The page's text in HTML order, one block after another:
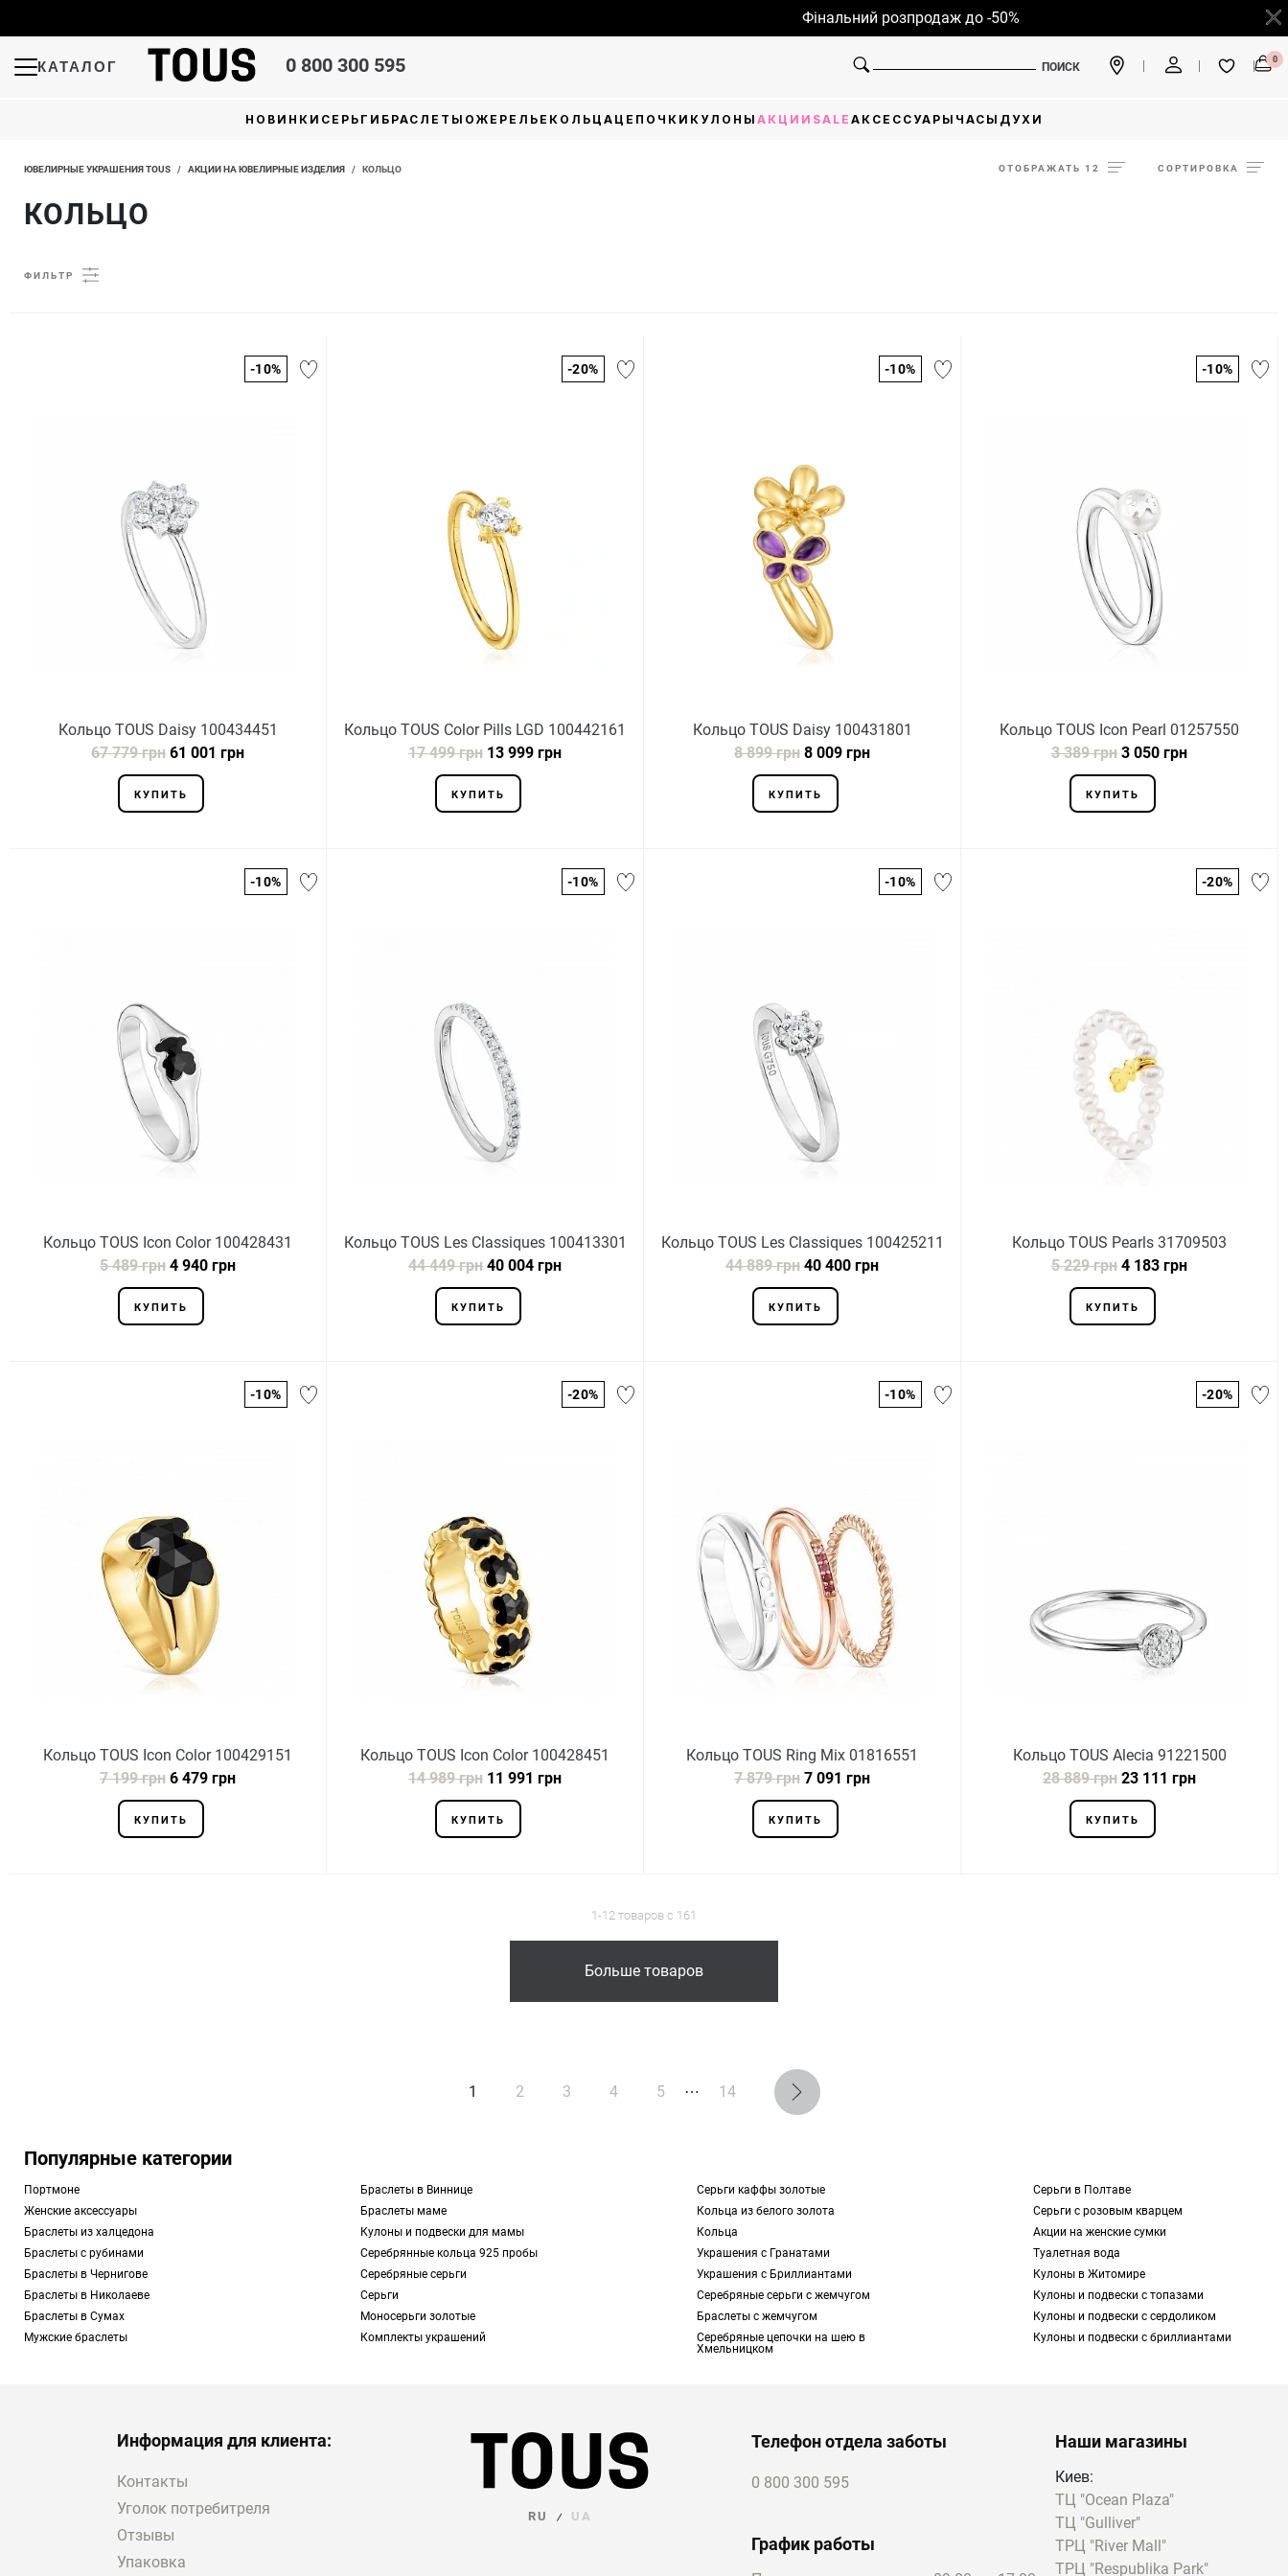
Фінальний розпродаж до -50%
КАТАЛОГ 0 800 300 595 ПОИСК
0
НОВИНКИ СЕРЬГИ БРАСЛЕТЫ ОЖЕРЕЛЬЕ КОЛЬЦА ЦЕПОЧКИ КУЛОНЫ АКЦИИ SALE АКСЕССУАРЫ ЧАСЫ ДУХИ
ЮВЕЛИРНЫЕ УКРАШЕНИЯ TOUS / АКЦИИ НА ЮВЕЛИРНЫЕ ИЗДЕЛИЯ / КОЛЬЦО
КОЛЬЦО
ОТОБРАЖАТЬ 12 СОРТИРОВКА
ФИЛЬТР
-10%
Кольцо TOUS Daisy 100434451
67 779 грн 61 001 грн
КУПИТЬ
-20%
Кольцо TOUS Color Pills LGD 100442161
17 499 грн 13 999 грн
КУПИТЬ
-10%
Кольцо TOUS Daisy 100431801
8 899 грн 8 009 грн
КУПИТЬ
-10%
Кольцо TOUS Icon Pearl 01257550
3 389 грн 3 050 грн
КУПИТЬ
-10%
Кольцо TOUS Icon Color 100428431
5 489 грн 4 940 грн
КУПИТЬ
-10%
Кольцо TOUS Les Classiques 100413301
44 449 грн 40 004 грн
КУПИТЬ
-10%
Кольцо TOUS Les Classiques 100425211
44 889 грн 40 400 грн
КУПИТЬ
-20%
Кольцо TOUS Pearls 31709503
5 229 грн 4 183 грн
КУПИТЬ
-10%
Кольцо TOUS Icon Color 100429151
7 199 грн 6 479 грн
КУПИТЬ
-20%
Кольцо TOUS Icon Color 100428451
14 989 грн 11 991 грн
КУПИТЬ
-10%
Кольцо TOUS Ring Mix 01816551
7 879 грн 7 091 грн
КУПИТЬ
-20%
Кольцо TOUS Alecia 91221500
28 889 грн 23 111 грн
КУПИТЬ
1-12 товаров с 161
Больше товаров
1 2 3 4 5 ⋯ 14
Популярные категории
Портмоне
Женские аксессуары
Браслеты из халцедона
Браслеты с рубинами
Браслеты в Чернигове
Браслеты в Николаеве
Браслеты в Сумах
Мужские браслеты
Браслеты в Виннице
Браслеты маме
Кулоны и подвески для мамы
Серебрянные кольца 925 пробы
Серебряные серьги
Серьги
Моносерьги золотые
Комплекты украшений
Серьги каффы золотые
Кольца из белого золота
Кольца
Украшения с Гранатами
Украшения с Бриллиантами
Серебряные серьги с жемчугом
Браслеты с жемчугом
Серебряные цепочки на шею в
Хмельницком
Серьги в Полтаве
Серьги с розовым кварцем
Акции на женские сумки
Туалетная вода
Кулоны в Житомире
Кулоны и подвески с топазами
Кулоны и подвески с сердоликом
Кулоны и подвески с бриллиантами
Информация для клиента:
Контакты
Уголок потребитреля
Отзывы
Упаковка
RU / UA
Телефон отдела заботы
0 800 300 595
График работы
Наши магазины
Киев:
ТЦ "Ocean Plaza"
ТЦ "Gulliver"
ТРЦ "River Mall"
ТРЦ "Respublika Park"